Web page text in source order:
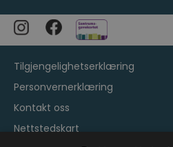
Tilgjengelighetserklæring
Personvernerklæring
Kontakt oss
Nettstedskart